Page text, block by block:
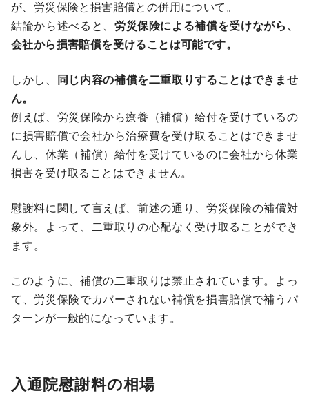
が、労災保険と損害賠償との併用について。
結論から述べると、 労災保険による補償を受けながら、
会社から損害賠償を受けることは可能です。
しかし、 同じ内容の補償を二重取りすることはできませ
ん。
例えば、労災保険から療養（補償）給付を受けているの
に損害賠償で会社から治療費を受け取ることはできませ
んし、休業（補償）給付を受けているのに会社から休業
損害を受け取ることはできません。
慰謝料に関して言えば、前述の通り、労災保険の補償対
象外。よって、二重取りの心配なく受け取ることができ
ます。
このように、補償の二重取りは禁止されています。よっ
て、労災保険でカバーされない補償を損害賠償で補うパ
ターンが一般的になっています。
入通院慰謝料の相場